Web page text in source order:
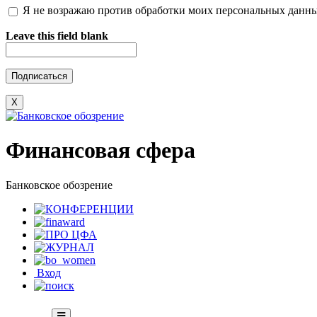
Я не возражаю против обработки моих персональных
Leave this field blank
X
Финансовая сфера
Банковское обозрение
Вход